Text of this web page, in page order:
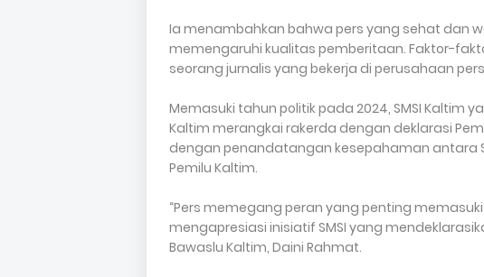
Ia menambahkan bahwa pers yang sehat dan
memengaruhi kualitas pemberitaan. Faktor-
seorang jurnalis yang bekerja di perusahaan
Memasuki tahun politik pada 2024, SMSI Kaltim
Kaltim merangkai rakerda dengan deklarasi
dengan penandatangan kesepahaman antara
Pemilu Kaltim.
“Pers memegang peran yang penting
mengapresiasi inisiatif SMSI yang
Bawaslu Kaltim, Daini Rahmat.